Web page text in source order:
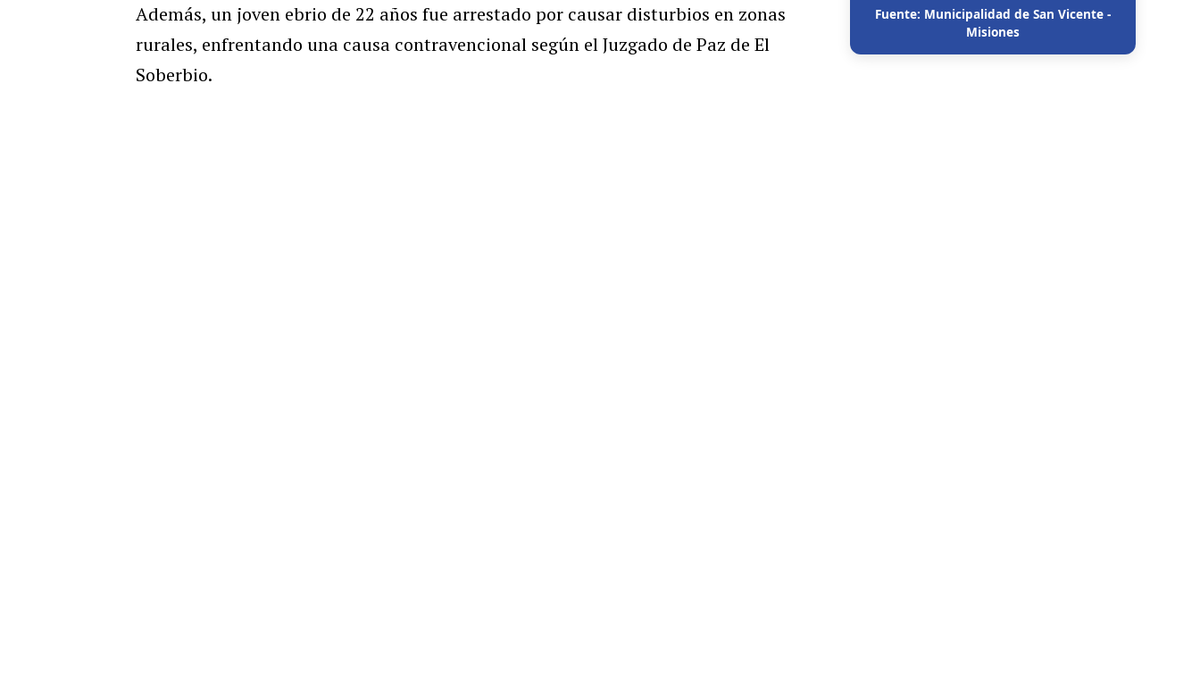
Además, un joven ebrio de 22 años fue arrestado por causar disturbios en zonas
rurales, enfrentando una causa contravencional según el Juzgado de Paz de El
Soberbio.
Fuente: Municipalidad de San Vicente -
Misiones